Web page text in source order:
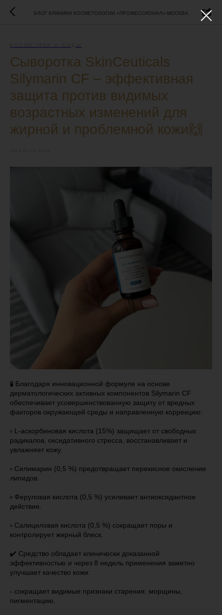
БЛОГ КЛИНИКИ КОСМЕТОЛОГИИ «ПРОФЕССИОНАЛ»-МОСКВА
Сыворотка SkinCeuticals
Silymarin CF – эффективная
защита против видимых
возрастных изменений для
жирной и проблемной кожи🙌
🧪 Благодаря инновационной формуле на основе
дерматологических активных компонентов Silymarin CF
обеспечивает усовершенствованную защиту от вредных
факторов окружающей среды и направленную коррекцию:
▫️ L-аскорбиновая кислота (15%) защищает от свободных
радикалов, оксидативного стресса, восстанавливает и
увлажняет кожу.
▫️ Силимарин (0,5 %) предотвращает перекисное окисление
липидов.
▫️ Феруловая кислота (0,5 %) усиливает антиоксидантное
действие.
▫️ Салициловая кислота (0,5 %) сокращает поры и
контролирует жирный блеск.
✔️ Средство обладает клинически доказанной
эффективностью и через 8 недель применения заметно
улучшает качество кожи:
- сокращает видимые признаки старения: морщины,
пигментацию.